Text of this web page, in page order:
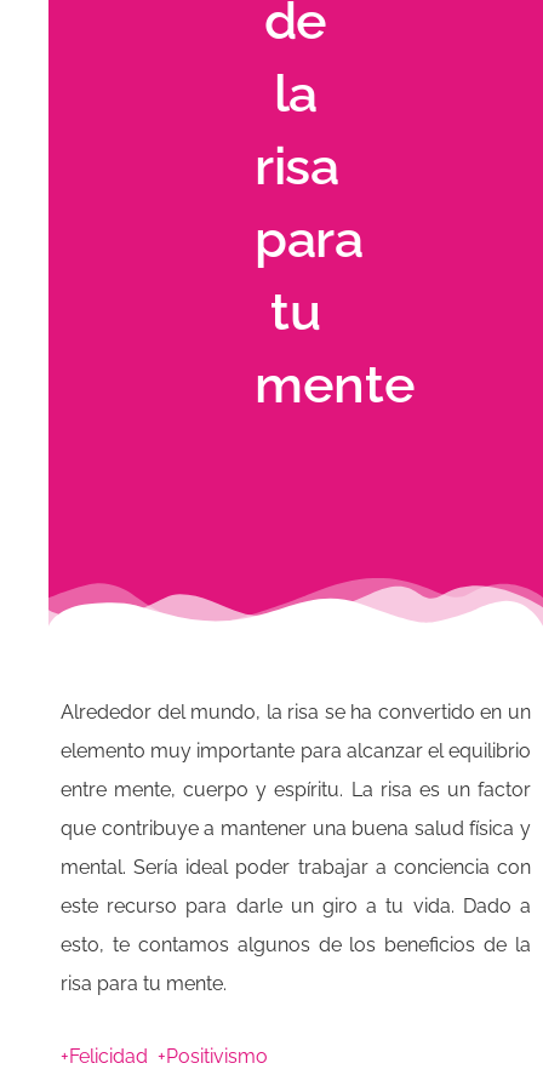
de
la
risa
para
tu
mente
Alrededor del mundo, la risa se ha convertido en un
elemento muy importante para alcanzar el equilibrio
entre mente, cuerpo y espíritu. La risa es un factor
que contribuye a mantener una buena salud física y
mental. Sería ideal poder trabajar a conciencia con
este recurso para darle un giro a tu vida. Dado a
esto, te contamos algunos de los beneficios de la
risa para tu mente.
+Felicidad +Positivismo